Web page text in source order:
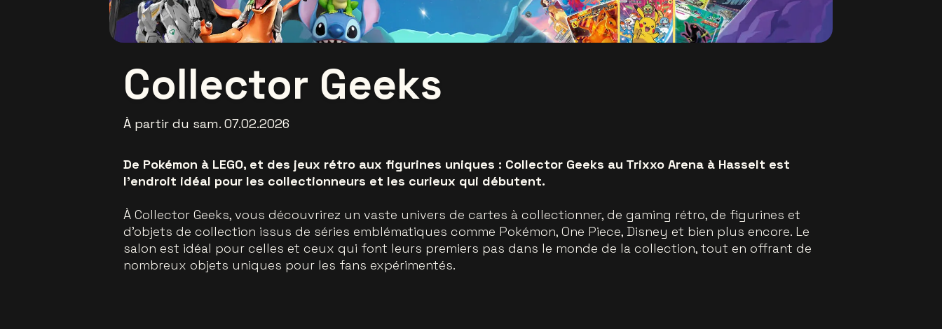
Collector Geeks
À partir du sam. 07.02.2026
De Pokémon à LEGO, et des jeux rétro aux figurines uniques : Collector Geeks au Trixxo Arena à Hasselt est
l’endroit idéal pour les collectionneurs et les curieux qui débutent.
À Collector Geeks, vous découvrirez un vaste univers de cartes à collectionner, de gaming rétro, de figurines et
d’objets de collection issus de séries emblématiques comme Pokémon, One Piece, Disney et bien plus encore. Le
salon est idéal pour celles et ceux qui font leurs premiers pas dans le monde de la collection, tout en offrant de
nombreux objets uniques pour les fans expérimentés.